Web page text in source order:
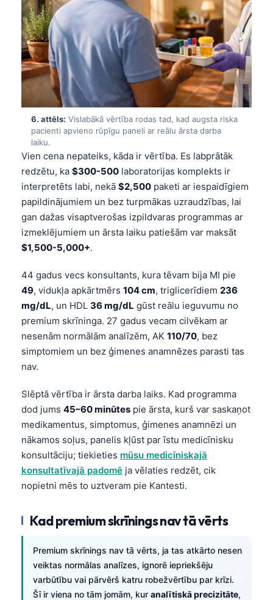
6. attēls: Vislabākā vērtība rodas tad, kad augsta riska
pacienti apvieno rūpīgu paneli ar reālu ārsta darba
laiku.
Vien cena nepateiks, kāda ir vērtība. Es labprātāk
redzētu, ka $300-500 laboratorijas komplekts ir
interpretēts labi, nekā $2,500 paketi ar iespaidīgiem
papildinājumiem un bez turpmākas uzraudzības, lai
gan dažas visaptverošas izpildvaras programmas ar
izmeklējumiem un ārsta laiku patiešām var maksāt
$1,500-5,000+.
44 gadus vecs konsultants, kura tēvam bija MI pie
49, vidukļa apkārtmērs 104 cm, triglicerīdiem 236
mg/dL, un HDL 36 mg/dL gūst reālu ieguvumu no
premium skrīninga. 27 gadus vecam cilvēkam ar
nesenām normālām analīzēm, AK 110/70, bez
simptomiem un bez ģimenes anamnēzes parasti tas
nav.
Slēptā vērtība ir ārsta darba laiks. Kad programma
dod jums 45–60 minūtes pie ārsta, kurš var saskaņot
medikamentus, simptomus, ģimenes anamnēzi un
nākamos soļus, panelis kļūst par īstu medicīnisku
konsultāciju; tiekieties mūsu medicīniskajā
konsultatīvajā padomē ja vēlaties redzēt, cik
nopietni mēs to uztveram pie Kantesti.
Kad premium skrīnings nav tā vērts
Premium skrīnings nav tā vērts, ja tas atkārto nesen
veiktas normālas analīzes, ignorē iepriekšēju
varbūtību vai pārvērš katru robežvērtību par krīzi.
Šī ir viena no tām jomām, kur analītiskā precizitāte,
پښتو
سنڌي
සිංහල
অসমীয়া
Македонски јазик
Euskara
Gàidhlig
Occitan
العربية المغربية
Afrikaans
ພາສາລາວ
Basa Jawa
Cebuano
ئۇيغۇرچە
Кыргызча
Татар теле
Беларуская мова
Esperanto
Frysk
Ślōnskŏ gŏdka